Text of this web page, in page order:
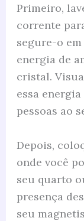
Primeiro,
corrente
segure-o
energia de
cristal.
essa
pessoas ao
Depois,
onde você
seu quarto
presença
seu